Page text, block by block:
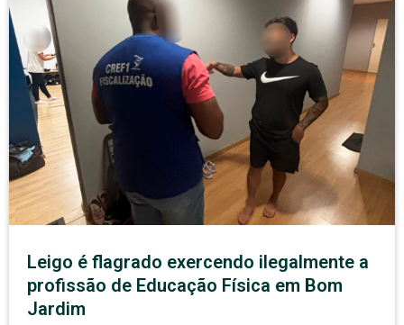
Leigo é flagrado exercendo ilegalmente a
profissão de Educação Física em Bom
Jardim